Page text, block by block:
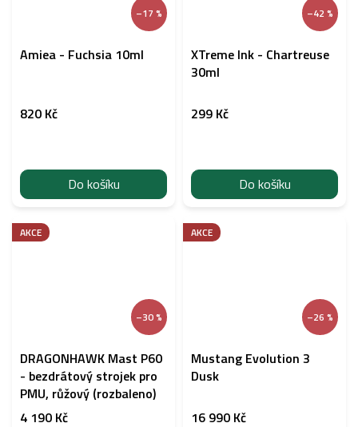
–17 %
Amiea - Fuchsia 10ml
820 Kč
Do košíku
–42 %
XTreme Ink - Chartreuse
30ml
299 Kč
Do košíku
AKCE
–30 %
DRAGONHAWK Mast P60
- bezdrátový strojek pro
PMU, růžový (rozbaleno)
4 190 Kč
AKCE
–26 %
Mustang Evolution 3
Dusk
16 990 Kč